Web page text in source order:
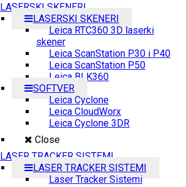
LASERSKI SKENERI
LASERSKI SKENERI
Leica RTC360 3D laserki
skener
Leica ScanStation P30 i P40
Leica ScanStation P50
Leica BLK360
SOFTVER
Leica Cyclone
Leica CloudWorx
Leica Cyclone 3DR
Close
LASER TRACKER SISTEMI
LASER TRACKER SISTEMI
Laser Tracker Sistemi